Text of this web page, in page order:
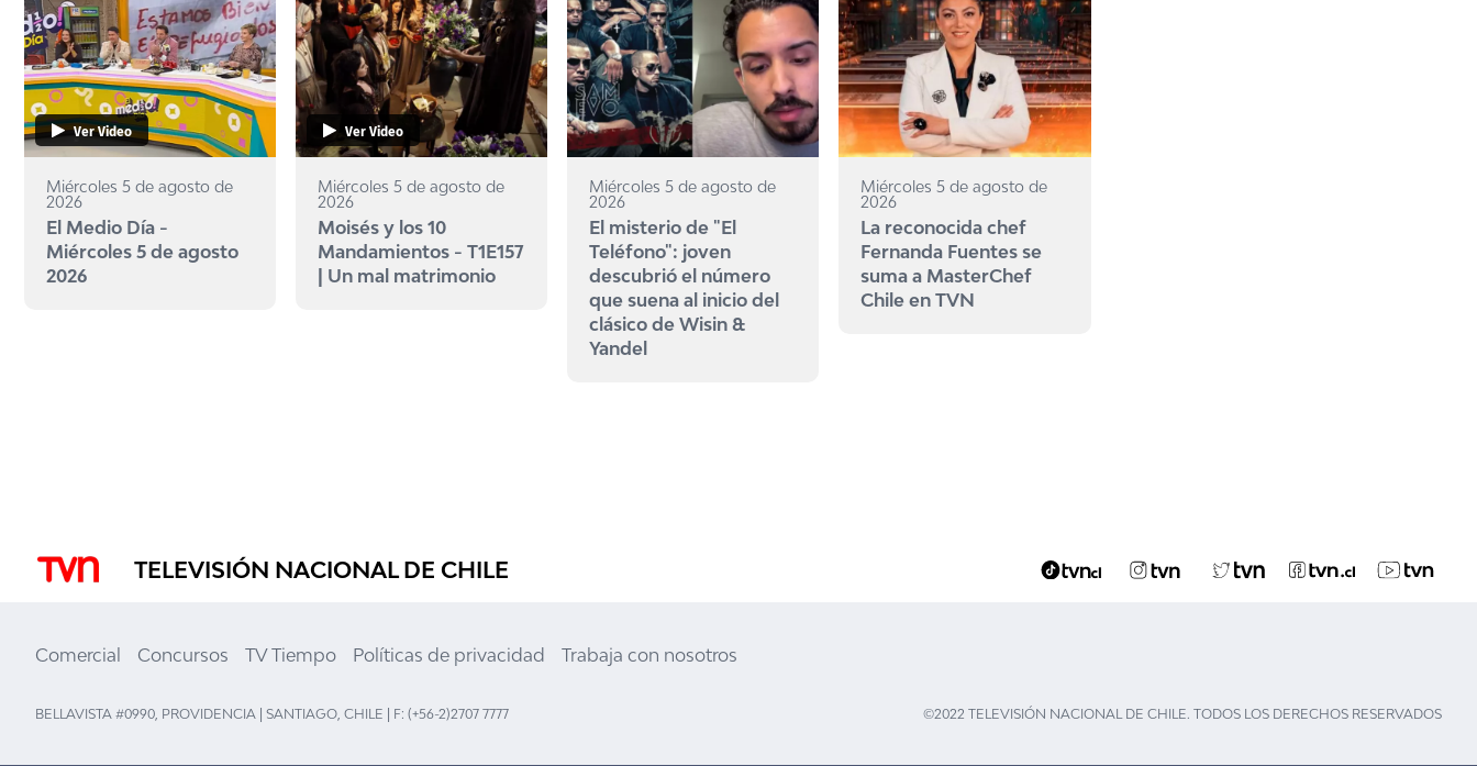
Ver Video
Miércoles 5 de agosto de
2026
El Medio Día -
Miércoles 5 de agosto
2026
Ver Video
Miércoles 5 de agosto de
2026
Moisés y los 10
Mandamientos - T1E157
| Un mal matrimonio
Miércoles 5 de agosto de
2026
El misterio de "El
Teléfono": joven
descubrió el número
que suena al inicio del
clásico de Wisin &
Yandel
Miércoles 5 de agosto de
2026
La reconocida chef
Fernanda Fuentes se
suma a MasterChef
Chile en TVN
TELEVISIÓN NACIONAL DE CHILE
Comercial Concursos TV Tiempo Políticas de privacidad Trabaja con nosotros
BELLAVISTA #0990, PROVIDENCIA | SANTIAGO, CHILE | F: (+56-2)2707 7777 ©2022 TELEVISIÓN NACIONAL DE CHILE. TODOS LOS DERECHOS RESERVADOS